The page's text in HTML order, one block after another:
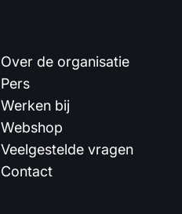
Over de organisatie
Pers
Werken bij
Webshop
Veelgestelde vragen
Contact